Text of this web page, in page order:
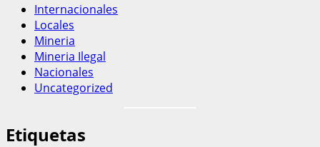
Internacionales
Locales
Mineria
Mineria Ilegal
Nacionales
Uncategorized
Etiquetas